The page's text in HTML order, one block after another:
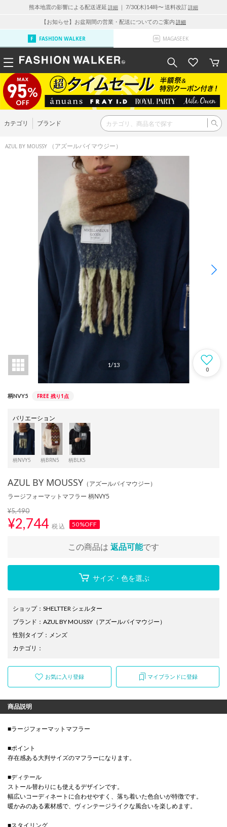
熊本地震の影響による配送遅延 詳細 ｜ 7/30(木)14時〜 送料改訂詳細
【お知らせ】お盆期間の営業・配送についてのご案内 詳細
FASHION WALKER MAGASEEK
カテゴリ ブランド
AZUL BY MOUSSY （アズールバイマウジー）
1/13
0
柄NVY5 FREE 残り1点
バリエーション
柄NVY5 柄BRN5 柄BLK5
AZUL BY MOUSSY （アズールバイマウジー）
ラージフォーマットマフラー 柄NVY5
¥5,490
¥2,744 税込 50%OFF
この商品は 返品可能です
サイズ・色を選ぶ
ショップ： SHELTTER シェルター
ブランド ： AZUL BY MOUSSY （アズールバイマウジー）
性別タイプ： メンズ
カテゴリ ：
お気に入り登録 マイブランドに登録
商品説明
■ラージフォーマットマフラー
■ポイント
存在感ある大判サイズのマフラーになります。
■ディテール
ストール替わりにも使えるデザインです。
幅広いコーディネートに合わせやすく、落ち着いた色合いが特徴です。
暖かみのある素材感で、ヴィンテージライクな風合いを楽しめます。
■スタイリング